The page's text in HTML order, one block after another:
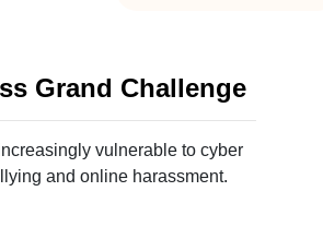
Grand Challenge
vulnerable to cyber
and online harassment.